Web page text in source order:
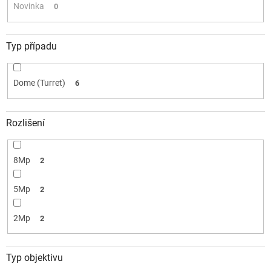
t
ů
Novinka 0
Typ případu
Dome (Turret) 6
Rozlišení
8Mp 2
5Mp 2
2Mp 2
Typ objektivu